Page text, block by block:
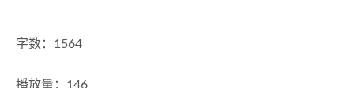
字数：1564
播放量：146